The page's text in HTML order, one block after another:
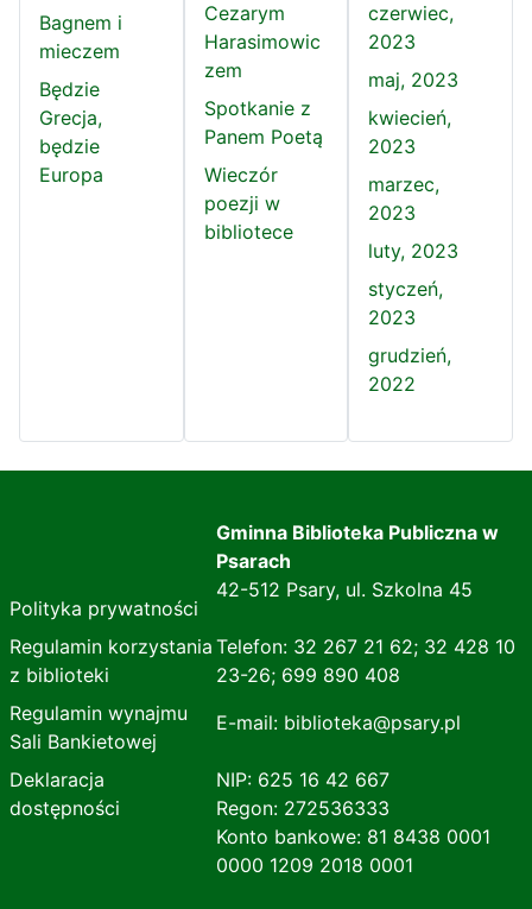
Bagnem i
mieczem
Będzie
Grecja,
będzie
Europa
Cezarym
Harasimowic
zem
Spotkanie z
Panem Poetą
Wieczór
poezji w
bibliotece
czerwiec,
2023
maj, 2023
kwiecień,
2023
marzec,
2023
luty, 2023
styczeń,
2023
grudzień,
2022
Polityka prywatności
Regulamin korzystania
z biblioteki
Regulamin wynajmu
Sali Bankietowej
Deklaracja
dostępności
Gminna Biblioteka Publiczna w
Psarach
42-512 Psary, ul. Szkolna 45
Telefon: 32 267 21 62; 32 428 10
23-26; 699 890 408
E-mail: biblioteka@psary.pl
NIP: 625 16 42 667
Regon: 272536333
Konto bankowe: 81 8438 0001
0000 1209 2018 0001